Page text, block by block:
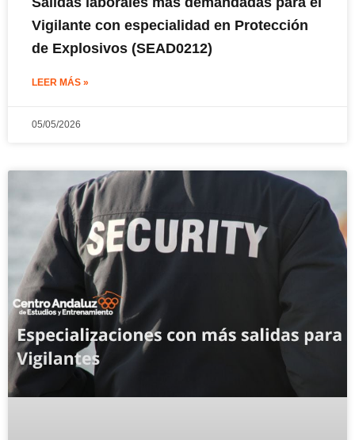
Vigilante con especialidad en Protección
de Explosivos (SEAD0212)
LEER MÁS »
05/05/2026